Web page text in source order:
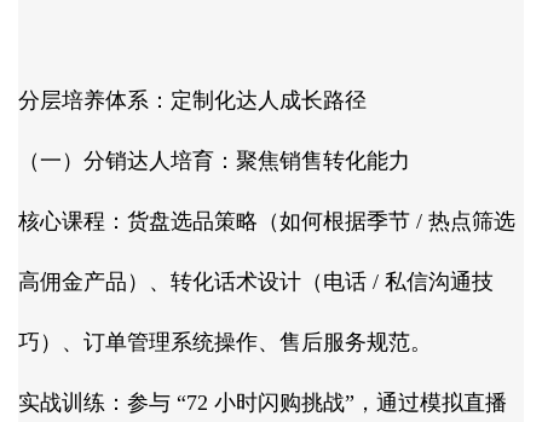
分层培养体系：定制化达人成长路径​
（一）分销达人培育：聚焦销售转化能力​
核心课程：货盘选品策略（如何根据季节 / 热点筛选
高佣金产品）、转化话术设计（电话 / 私信沟通技
巧）、订单管理系统操作、售后服务规范。​
实战训练：参与 “72 小时闪购挑战”，通过模拟直播